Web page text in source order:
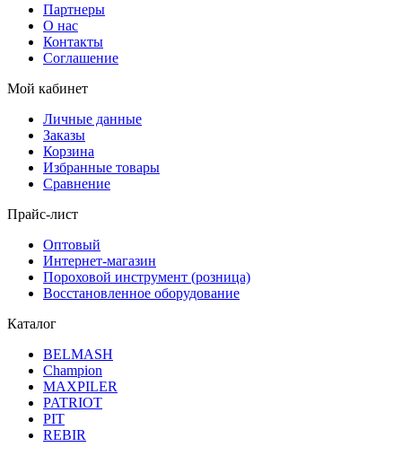
Партнеры
О нас
Контакты
Соглашение
Мой кабинет
Личные данные
Заказы
Корзина
Избранные товары
Сравнение
Прайс-лист
Оптовый
Интернет-магазин
Пороховой инструмент (розница)
Восстановленное оборудование
Каталог
BELMASH
Champion
MAXPILER
PATRIOT
PIT
REBIR